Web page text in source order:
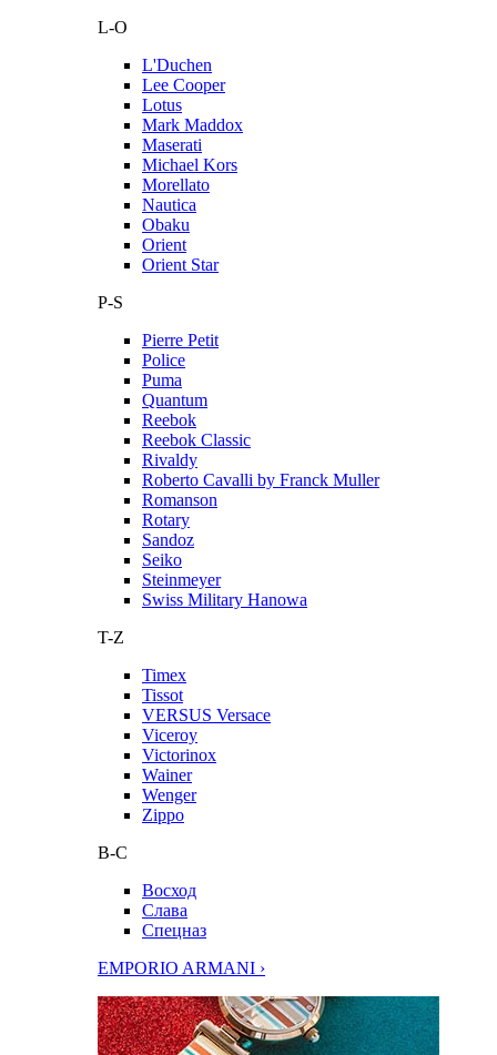
L-O
L'Duchen
Lee Cooper
Lotus
Mark Maddox
Maserati
Michael Kors
Morellato
Nautica
Obaku
Orient
Orient Star
P-S
Pierre Petit
Police
Puma
Quantum
Reebok
Reebok Classic
Rivaldy
Roberto Cavalli by Franck Muller
Romanson
Rotary
Sandoz
Seiko
Steinmeyer
Swiss Military Hanowa
T-Z
Timex
Tissot
VERSUS Versace
Viceroy
Victorinox
Wainer
Wenger
Zippo
В-С
Восход
Слава
Спецназ
EMPORIO ARMANI ›